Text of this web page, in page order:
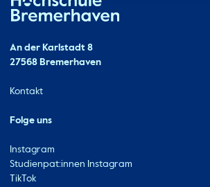
Kontakt
An der Karlstadt 8
27568 Bremerhaven
Ressourcen
Kontakt
Folge uns
Instagram
Studienpat:innen Instagram
TikTok